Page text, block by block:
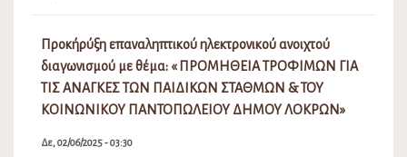
Προκήρύξη επαναληπτικού ηλεκτρονικού ανοιχτού
διαγωνισμού με θέμα: « ΠΡΟΜΗΘΕΙΑ ΤΡΟΦΙΜΩΝ ΓΙΑ
ΤΙΣ ΑΝΑΓΚΕΣ ΤΩΝ ΠΑΙΔΙΚΩΝ ΣΤΑΘΜΩΝ & ΤΟΥ
ΚΟΙΝΩΝΙΚΟΥ ΠΑΝΤΟΠΩΛΕΙΟΥ ΔΗΜΟΥ ΛΟΚΡΩΝ»
Δε, 02/06/2025 - 03:30